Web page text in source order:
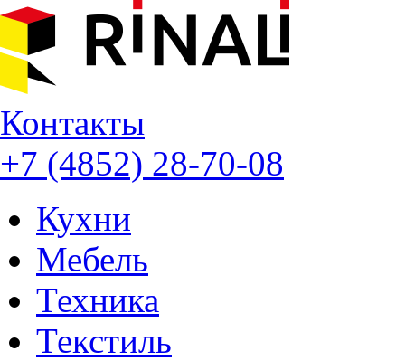
Контакты
+7 (4852) 28-70-08
Кухни
Мебель
Техника
Текстиль